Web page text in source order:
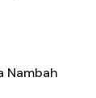
Nambah